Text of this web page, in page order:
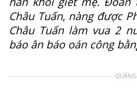
Châu Tuấn, nàng được
Châu Tuấn làm vua 2
báo ân báo oán công